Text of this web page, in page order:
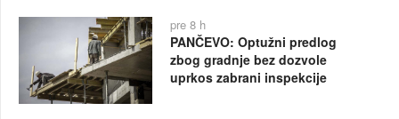
pre 8 h
PANČEVO: Optužni predlog
zbog gradnje bez dozvole
uprkos zabrani inspekcije